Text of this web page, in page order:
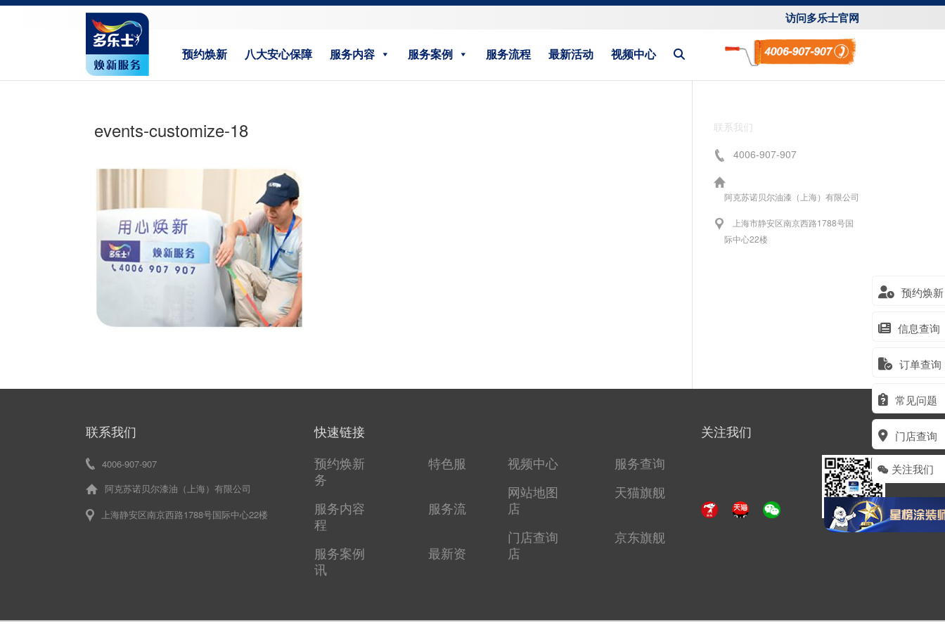
访问多乐士官网
预约焕新 八大安心保障 服务内容 服务案例 服务流程 最新活动 视频中心
预约焕新
信息查询
订单查询
常见问题
门店查询
关注我们
events-customize-18
联系我们
4006-907-907
阿克苏诺贝尔油漆（上海）有限公司
上海市静安区南京西路1788号国
际中心22楼
联系我们
4006-907-907
阿克苏诺贝尔漆油（上海）有限公司
上海静安区南京西路1788号国际中心22楼
快速链接
预约焕新
特色服
务
服务内容
服务流
程
服务案例
最新资
讯
视频中心
服务查询
网站地图
天猫旗舰
店
门店查询
京东旗舰
店
关注我们